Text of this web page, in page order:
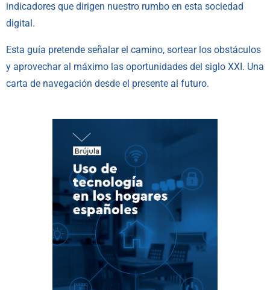
indicadores que dirigen nuestro rumbo en esta sociedad
digital.
Esta guía pretende señalar el camino, sortear los obstáculos
y aprovechar al máximo las oportunidades del siglo XXI. Una
carta de navegación desde el presente al futuro.